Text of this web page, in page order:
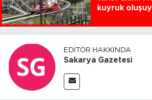
kuyruk
EDITÖR HAKKINDA
Sakarya Gazetesi